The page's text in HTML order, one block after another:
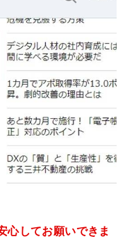
心してお願いできま